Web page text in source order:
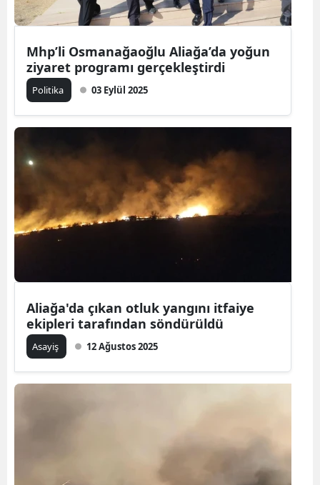
Mhp’li Osmanağaoğlu Aliağa’da yoğun
ziyaret programı gerçekleştirdi
Politika 03 Eylül 2025
Aliağa'da çıkan otluk yangını itfaiye
ekipleri tarafından söndürüldü
Asayiş 12 Ağustos 2025